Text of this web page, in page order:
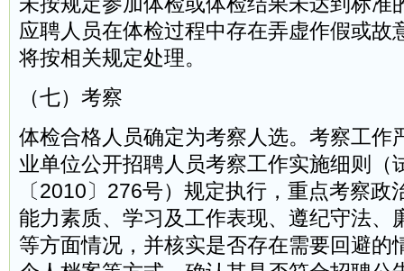
应聘人员在体检过程中存在弄虚作假或故
将按相关规定处理。
（七）考察
体检合格人员确定为考察人选。考察工作
业单位公开招聘人员考察工作实施细则（
〔2010〕276号）规定执行，重点考察政
能力素质、学习及工作表现、遵纪守法、
等方面情况，并核实是否存在需要回避的